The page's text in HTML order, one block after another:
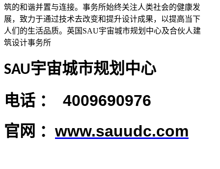
筑的和谐并置与连接。事务所始终关注人类社会的健康发
展，致力于通过技术去改变和提升设计成果，以提高当下
人们的生活品质。英国SAU宇宙城市规划中心及合伙人建
筑设计事务所
SAU宇宙城市规划中心
电话 ：
4009690976
官网 ： www.sauudc.com